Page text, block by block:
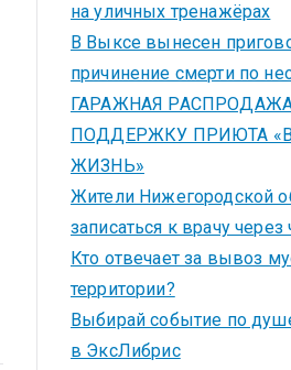
на уличных тренажёрах
В Выксе вынесен
причинение смерти по
ГАРАЖНАЯ
ПОДДЕРЖКУ ПРИЮТА
ЖИЗНЬ»
Жители Нижегородской
записаться к врачу через
Кто отвечает за вывоз
территории?
Выбирай событие по
в ЭксЛибрис